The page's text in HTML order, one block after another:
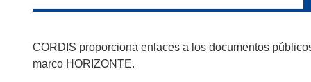
CORDIS proporciona enlaces a los documentos
marco HORIZONTE.